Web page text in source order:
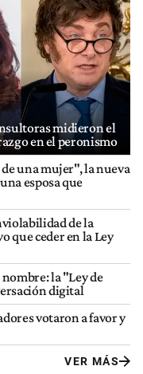
midieron el
en el peronismo
una mujer", la nueva
esposa que
de la
que ceder en la Ley
la "Ley de
digital
votaron a favor y
VER MÁS